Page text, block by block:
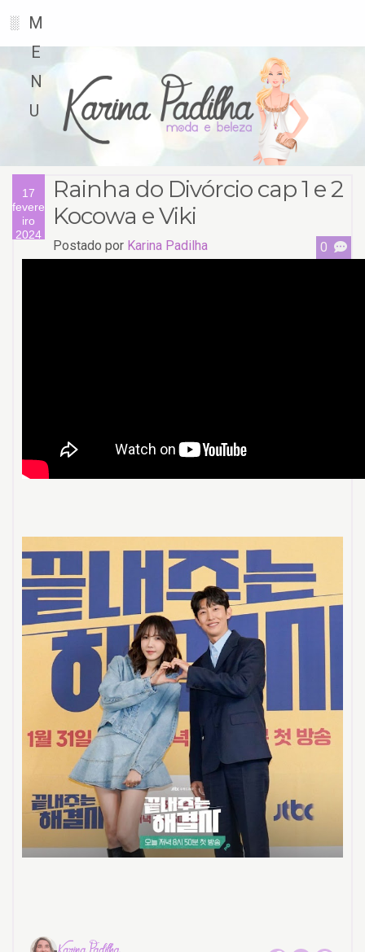
░
M
E
N
U
17
fevere
iro
2024
Rainha do Divórcio cap 1 e 2
Kocowa e Viki
Postado por Karina Padilha 0